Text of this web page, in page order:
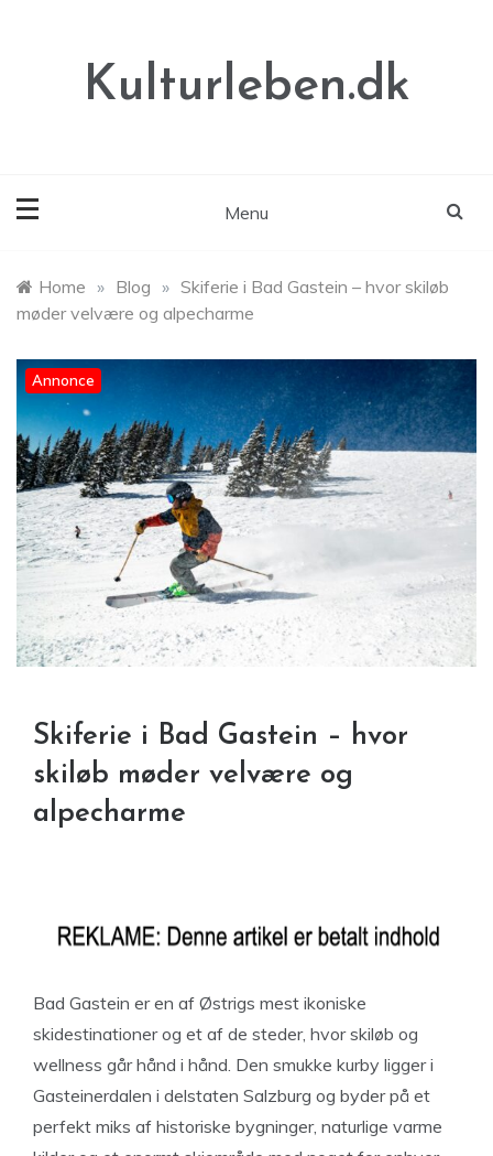
Kulturleben.dk
Menu
Home » Blog » Skiferie i Bad Gastein – hvor skiløb
møder velvære og alpecharme
Annonce
Skiferie i Bad Gastein – hvor
skiløb møder velvære og
alpecharme
Bad Gastein er en af Østrigs mest ikoniske
skidestinationer og et af de steder, hvor skiløb og
wellness går hånd i hånd. Den smukke kurby ligger i
Gasteinerdalen i delstaten Salzburg og byder på et
perfekt miks af historiske bygninger, naturlige varme